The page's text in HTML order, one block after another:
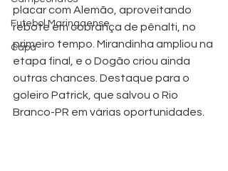
Futebol Maringaense
Capa
placar com Alemão, aproveitando
rebote em cobrança de pênalti, no
primeiro tempo. Mirandinha ampliou na
etapa final, e o Dogão criou ainda
outras chances. Destaque para o
goleiro Patrick, que salvou o Rio
Branco-PR em várias oportunidades.